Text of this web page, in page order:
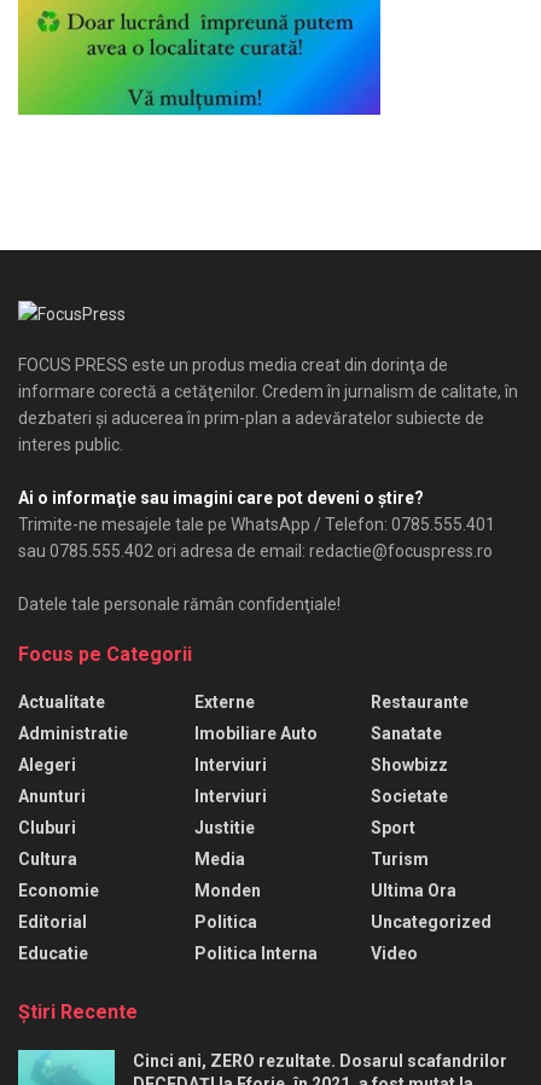
FOCUS PRESS este un produs media creat din dorinţa de
informare corectă a cetăţenilor. Credem în jurnalism de calitate, în
dezbateri şi aducerea în prim-plan a adevăratelor subiecte de
interes public.
Ai o informaţie sau imagini care pot deveni o ştire?
Trimite-ne mesajele tale pe WhatsApp / Telefon: 0785.555.401
sau 0785.555.402 ori adresa de email: redactie@focuspress.ro
Datele tale personale rămân confidenţiale!
Focus pe Categorii
Actualitate
Administratie
Alegeri
Anunturi
Cluburi
Cultura
Economie
Editorial
Educatie
Externe
Imobiliare Auto
Interviuri
Interviuri
Justitie
Media
Monden
Politica
Politica Interna
Restaurante
Sanatate
Showbizz
Societate
Sport
Turism
Ultima Ora
Uncategorized
Video
Ştiri Recente
Cinci ani, ZERO rezultate. Dosarul scafandrilor